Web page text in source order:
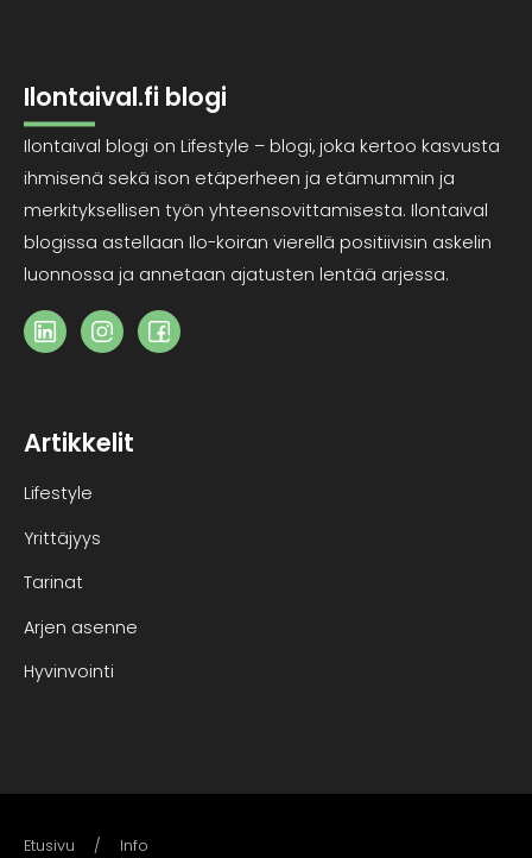
Ilontaival.fi blogi
Ilontaival blogi on Lifestyle – blogi, joka kertoo kasvusta
ihmisenä sekä ison etäperheen ja etämummin ja
merkityksellisen työn yhteensovittamisesta. Ilontaival
blogissa astellaan Ilo-koiran vierellä positiivisin askelin
luonnossa ja annetaan ajatusten lentää arjessa.
Artikkelit
Lifestyle
Yrittäjyys
Tarinat
Arjen asenne
Hyvinvointi
Etusivu Info